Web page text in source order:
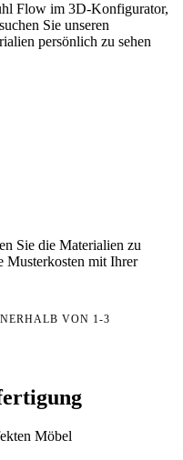
Flow im 3D-Konfigurator,
Sie unseren
persönlich zu sehen
Sie die Materialien zu
mit Ihrer
VON 1-3
Möbel